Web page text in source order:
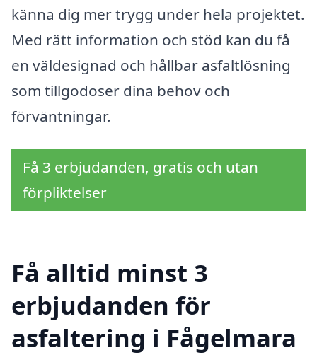
känna dig mer trygg under hela projektet.
Med rätt information och stöd kan du få
en väldesignad och hållbar asfaltlösning
som tillgodoser dina behov och
förväntningar.
Få 3 erbjudanden, gratis och utan
förpliktelser
Få alltid minst 3
erbjudanden för
asfaltering i Fågelmara